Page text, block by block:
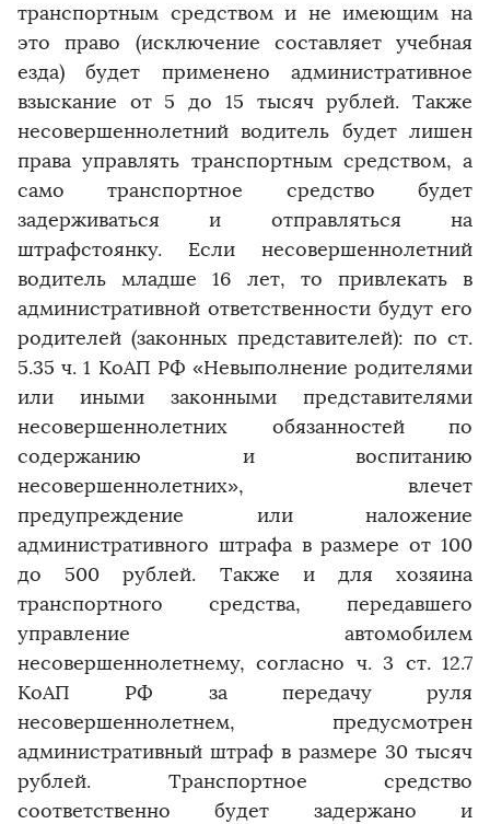
транспортным средством и не имеющим на
это право (исключение составляет учебная
езда) будет применено административное
взыскание от 5 до 15 тысяч рублей. Также
несовершеннолетний водитель будет лишен
права управлять транспортным средством, а
само транспортное средство будет
задерживаться и отправляться на
штрафстоянку. Если несовершеннолетний
водитель младше 16 лет, то привлекать в
административной ответственности будут его
родителей (законных представителей): по ст.
5.35 ч. 1 КоАП РФ «Невыполнение родителями
или иными законными представителями
несовершеннолетних обязанностей по
содержанию и воспитанию
несовершеннолетних», влечет
предупреждение или наложение
административного штрафа в размере от 100
до 500 рублей. Также и для хозяина
транспортного средства, передавшего
управление автомобилем
несовершеннолетнему, согласно ч. 3 ст. 12.7
КоАП РФ за передачу руля
несовершеннолетнем, предусмотрен
административный штраф в размере 30 тысяч
рублей. Транспортное средство
соответственно будет задержано и